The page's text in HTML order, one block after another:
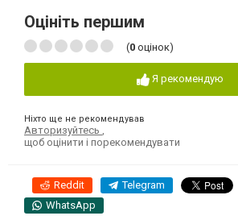
Оцініть першим
(0 оцінок)
Я рекомендую
Ніхто ще не рекомендував
Авторизуйтесь
щоб оцінити і порекомендувати
Reddit Telegram
WhatsApp